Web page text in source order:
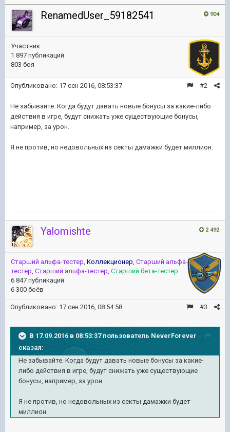
904
RenamedUser_59182541
Участник
1 897 публикаций
803 боя
#2
Опубликовано: 17 сен 2016, 08:53:37
Не забывайте. Когда будут давать новые бонусы за какие-либо
действия в игре, будут снижать уже существующие бонусы,
например, за урон.
Я не против, но недовольных из секты дамажки будет миллион.
2 492
Yalomishte
Старший альфа-тестер Коллекционер Старший альфа-
тестер Старший альфа-тестер Старший бета-тестер
6 847 публикаций
6 300 боёв
#3
Опубликовано: 17 сен 2016, 08:54:58
В 17.09.2016 в 08:53:37 пользователь NeverForever
сказал:
Не забывайте. Когда будут давать новые бонусы за какие-
либо действия в игре, будут снижать уже существующие
бонусы, например, за урон.
Я не против, но недовольных из секты дамажки будет
миллион.